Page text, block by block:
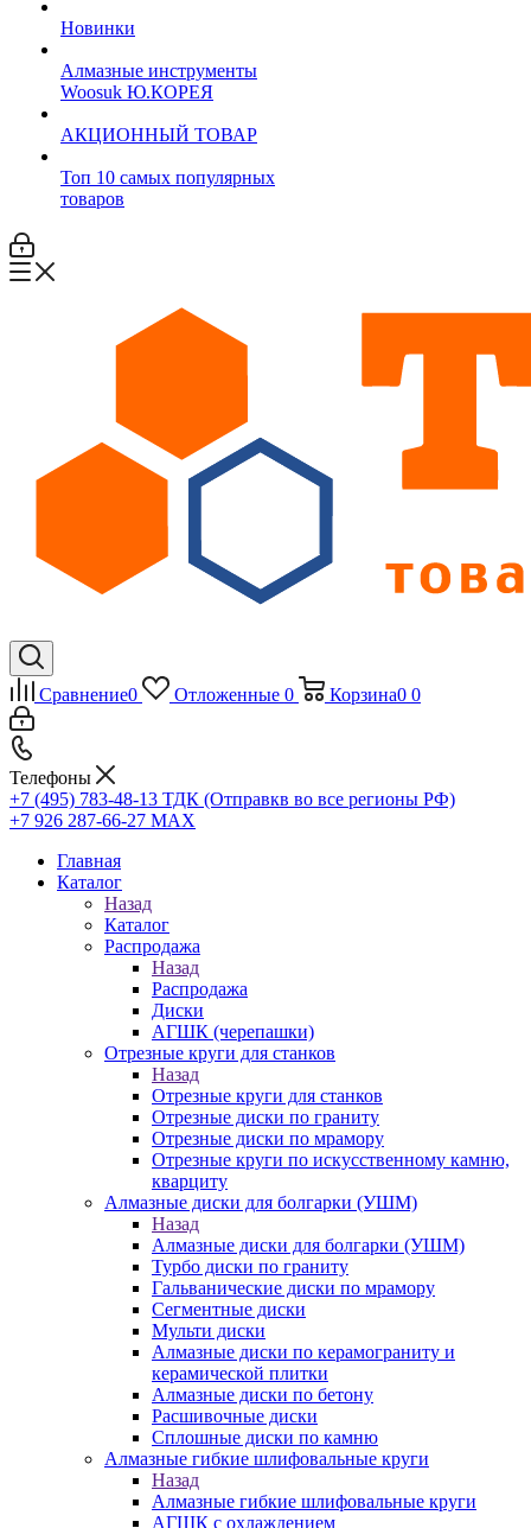
Новинки
Алмазные инструменты
Woosuk Ю.КОРЕЯ
АКЦИОННЫЙ ТОВАР
Топ 10 самых популярных
товаров
Сравнение0 Отложенные 0 Корзина0 0
Телефоны
+7 (495) 783-48-13 ТДК (Отправкв во все регионы РФ)
+7 926 287-66-27 МАХ
Главная
Каталог
Назад
Каталог
Распродажа
Назад
Распродажа
Диски
АГШК (черепашки)
Отрезные круги для станков
Назад
Отрезные круги для станков
Отрезные диски по граниту
Отрезные диски по мрамору
Отрезные круги по искусственному камню,
кварциту
Алмазные диски для болгарки (УШМ)
Назад
Алмазные диски для болгарки (УШМ)
Турбо диски по граниту
Гальванические диски по мрамору
Сегментные диски
Мульти диски
Алмазные диски по керамограниту и
керамической плитки
Алмазные диски по бетону
Расшивочные диски
Сплошные диски по камню
Алмазные гибкие шлифовальные круги
Назад
Алмазные гибкие шлифовальные круги
АГШК с охлаждением